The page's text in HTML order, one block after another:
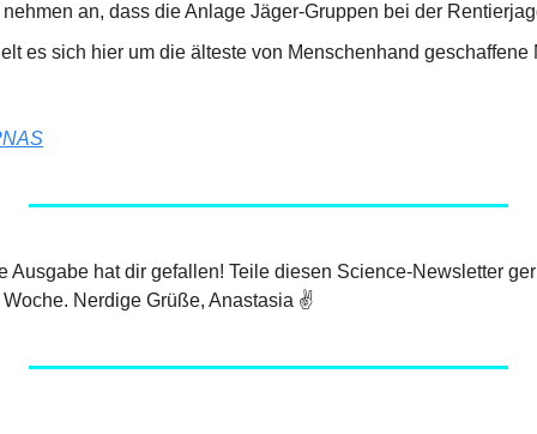
an, dass die Anlage Jäger-Gruppen bei der
es sich hier um die älteste von Menschenhand geschaffene
Ausgabe hat dir gefallen! Teile diesen Science-Newsletter
Nerdige Grüße, Anastasia ✌️